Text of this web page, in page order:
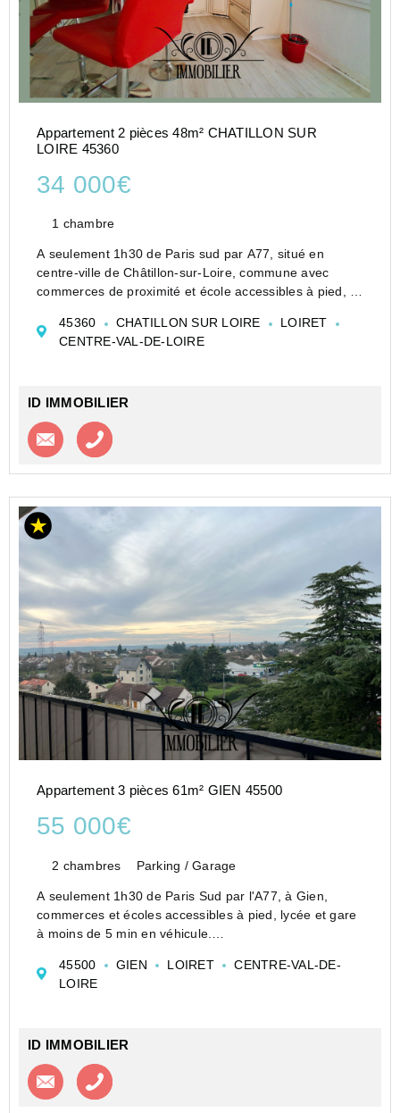
Appartement 2 pièces 48m² CHATILLON SUR
LOIRE 45360
34 000€
1 chambre
A seulement 1h30 de Paris sud par A77, situé en
centre-ville de Châtillon-sur-Loire, commune avec
commerces de proximité et école accessibles à pied, à
Cet appartement, au 1er étage et d'une surface
habitable de 48,43 m2, co...
45360 CHATILLON SUR LOIRE
LOIRET
CENTRE-VAL-DE-LOIRE
ID IMMOBILIER
Contacter l'agence
Appartement 3 pièces 61m² GIEN 45500
55 000€
2 chambres Parking / Garage
A seulement 1h30 de Paris Sud par l'A77, à Gien,
commerces et écoles accessibles à pied, lycée et gare
à moins de 5 min en véhicule.
situé au 5ème étage avec ascenseur, comprend :
- Entrée avec...
45500 GIEN LOIRET
CENTRE-VAL-DE-
LOIRE
ID IMMOBILIER
Contacter l'agence